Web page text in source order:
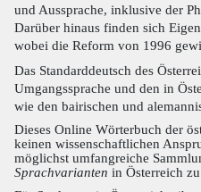
und Aussprache, inklusive der
Darüber hinaus finden sich
wobei die Reform von 1996
Das Standarddeutsch des
Umgangssprache und den in
wie den bairischen und
Dieses Online Wörterbuch der
keinen wissenschaftlichen
möglichst umfangreiche
Sprachvarianten in Österreich